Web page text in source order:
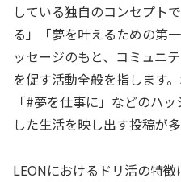
している独自のコンセプト
る」「夢を叶えるための第
ッセージのもと、コミュニ
を促す活動全般を指します
「#夢を仕事に」などのハ
した生活を映し出す投稿が多
LEONにおけるドリ活の特